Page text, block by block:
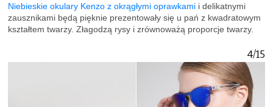
Niebieskie okulary Kenzo z okrągłymi oprawkami i delikatnymi
zausznikami będą pięknie prezentowały się u pań z kwadratowym
kształtem twarzy. Złagodzą rysy i zrównoważą proporcje twarzy.
4/15